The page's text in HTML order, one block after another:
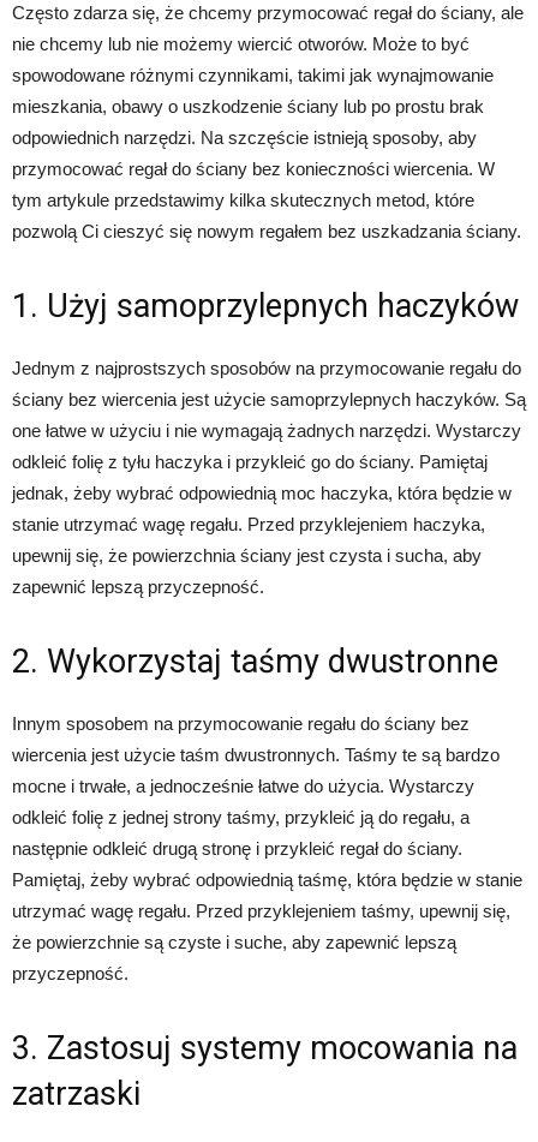
Często zdarza się, że chcemy przymocować regał do ściany, ale
nie chcemy lub nie możemy wiercić otworów. Może to być
spowodowane różnymi czynnikami, takimi jak wynajmowanie
mieszkania, obawy o uszkodzenie ściany lub po prostu brak
odpowiednich narzędzi. Na szczęście istnieją sposoby, aby
przymocować regał do ściany bez konieczności wiercenia. W
tym artykule przedstawimy kilka skutecznych metod, które
pozwolą Ci cieszyć się nowym regałem bez uszkadzania ściany.
1. Użyj samoprzylepnych haczyków
Jednym z najprostszych sposobów na przymocowanie regału do
ściany bez wiercenia jest użycie samoprzylepnych haczyków. Są
one łatwe w użyciu i nie wymagają żadnych narzędzi. Wystarczy
odkleić folię z tyłu haczyka i przykleić go do ściany. Pamiętaj
jednak, żeby wybrać odpowiednią moc haczyka, która będzie w
stanie utrzymać wagę regału. Przed przyklejeniem haczyka,
upewnij się, że powierzchnia ściany jest czysta i sucha, aby
zapewnić lepszą przyczepność.
2. Wykorzystaj taśmy dwustronne
Innym sposobem na przymocowanie regału do ściany bez
wiercenia jest użycie taśm dwustronnych. Taśmy te są bardzo
mocne i trwałe, a jednocześnie łatwe do użycia. Wystarczy
odkleić folię z jednej strony taśmy, przykleić ją do regału, a
następnie odkleić drugą stronę i przykleić regał do ściany.
Pamiętaj, żeby wybrać odpowiednią taśmę, która będzie w stanie
utrzymać wagę regału. Przed przyklejeniem taśmy, upewnij się,
że powierzchnie są czyste i suche, aby zapewnić lepszą
przyczepność.
3. Zastosuj systemy mocowania na
zatrzaski